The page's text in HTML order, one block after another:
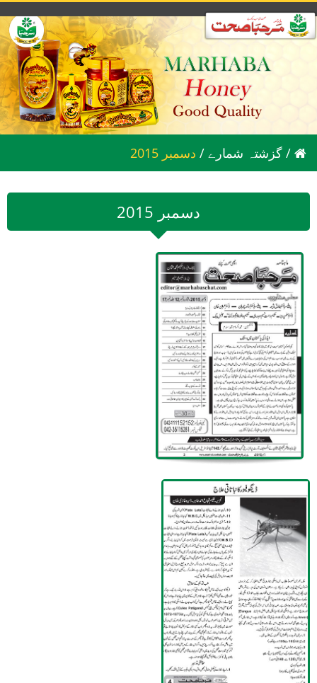
/
/ گزشتہ شمارے 2015 دسمبر
2015 دسمبر